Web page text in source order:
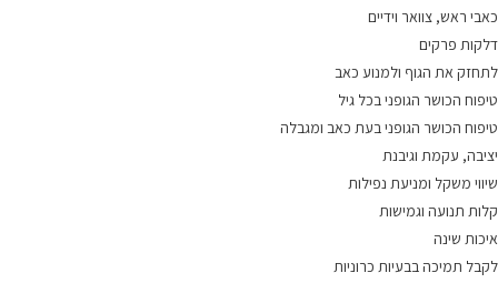
כאבי ראש, צוואר וידיים
דלקות פרקים
לתחזק את הגוף ולמנוע כאב
טיפוח הכושר הגופני בכל גיל
טיפוח הכושר הגופני בעת כאב ומגבלה
יציבה, עקמת וגיבנת
שיווי משקל ומניעת נפילות
קלות תנועה וגמישות
איכות שינה
לקבל תמיכה בבעיות כרוניות